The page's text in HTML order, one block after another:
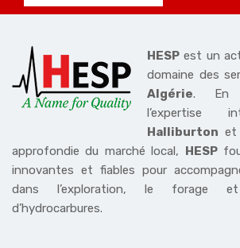
HESP est un
domaine des
Algérie. En
l’expertise
Halliburton et
approfondie du marché local, HESP
innovantes et fiables pour
dans l’exploration, le forage
d’hydrocarbures.